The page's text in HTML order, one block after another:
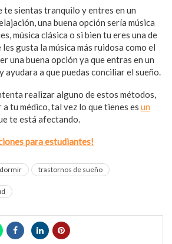
te sientas tranquilo y entres en un
una buena opción sería música
música clásica o si bien tu eres una de
les gusta la música más ruidosa como el
una buena opción ya que entras en un
ayudara a que puedas conciliar el sueño.
realizar alguno de estos métodos,
tu médico, tal vez lo que tienes es un
te está afectando.
para estudiantes!
dormir trastornos de sueño